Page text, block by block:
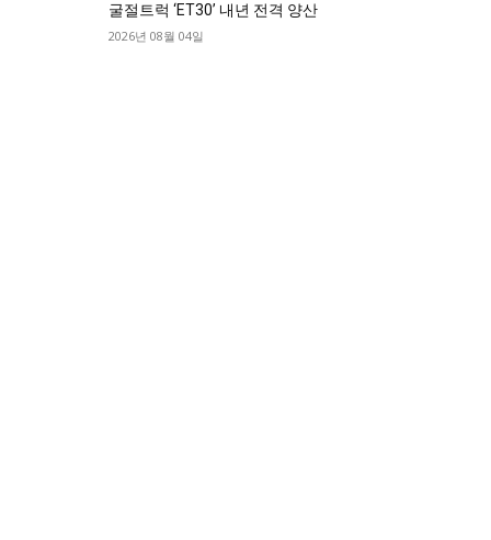
굴절트럭 ‘ET30’ 내년 전격 양산
2026년 08월 04일